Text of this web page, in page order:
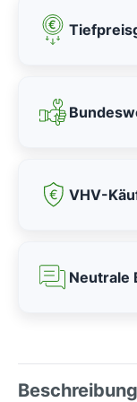
VHV-
Neutrale
Beschreibung